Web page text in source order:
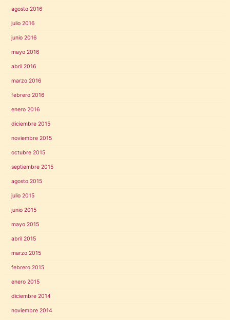
agosto 2016
julio 2016
junio 2016
mayo 2016
abril 2016
marzo 2016
febrero 2016
enero 2016
diciembre 2015
noviembre 2015
octubre 2015
septiembre 2015
agosto 2015
julio 2015
junio 2015
mayo 2015
abril 2015
marzo 2015
febrero 2015
enero 2015
diciembre 2014
noviembre 2014